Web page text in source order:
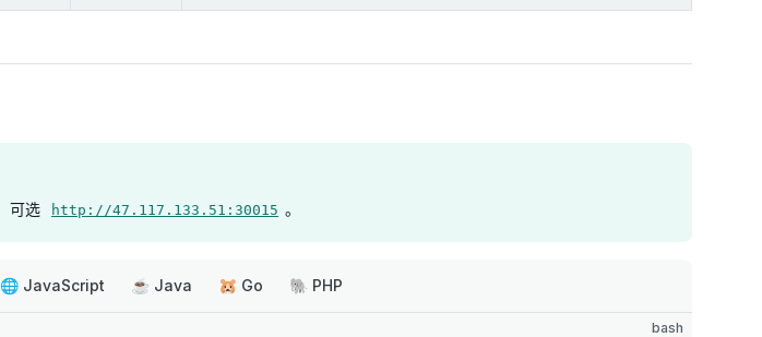
可选 http://47.117.133.51:30015 。
🌐 JavaScript ☕ Java 🐹 Go 🐘 PHP
bash